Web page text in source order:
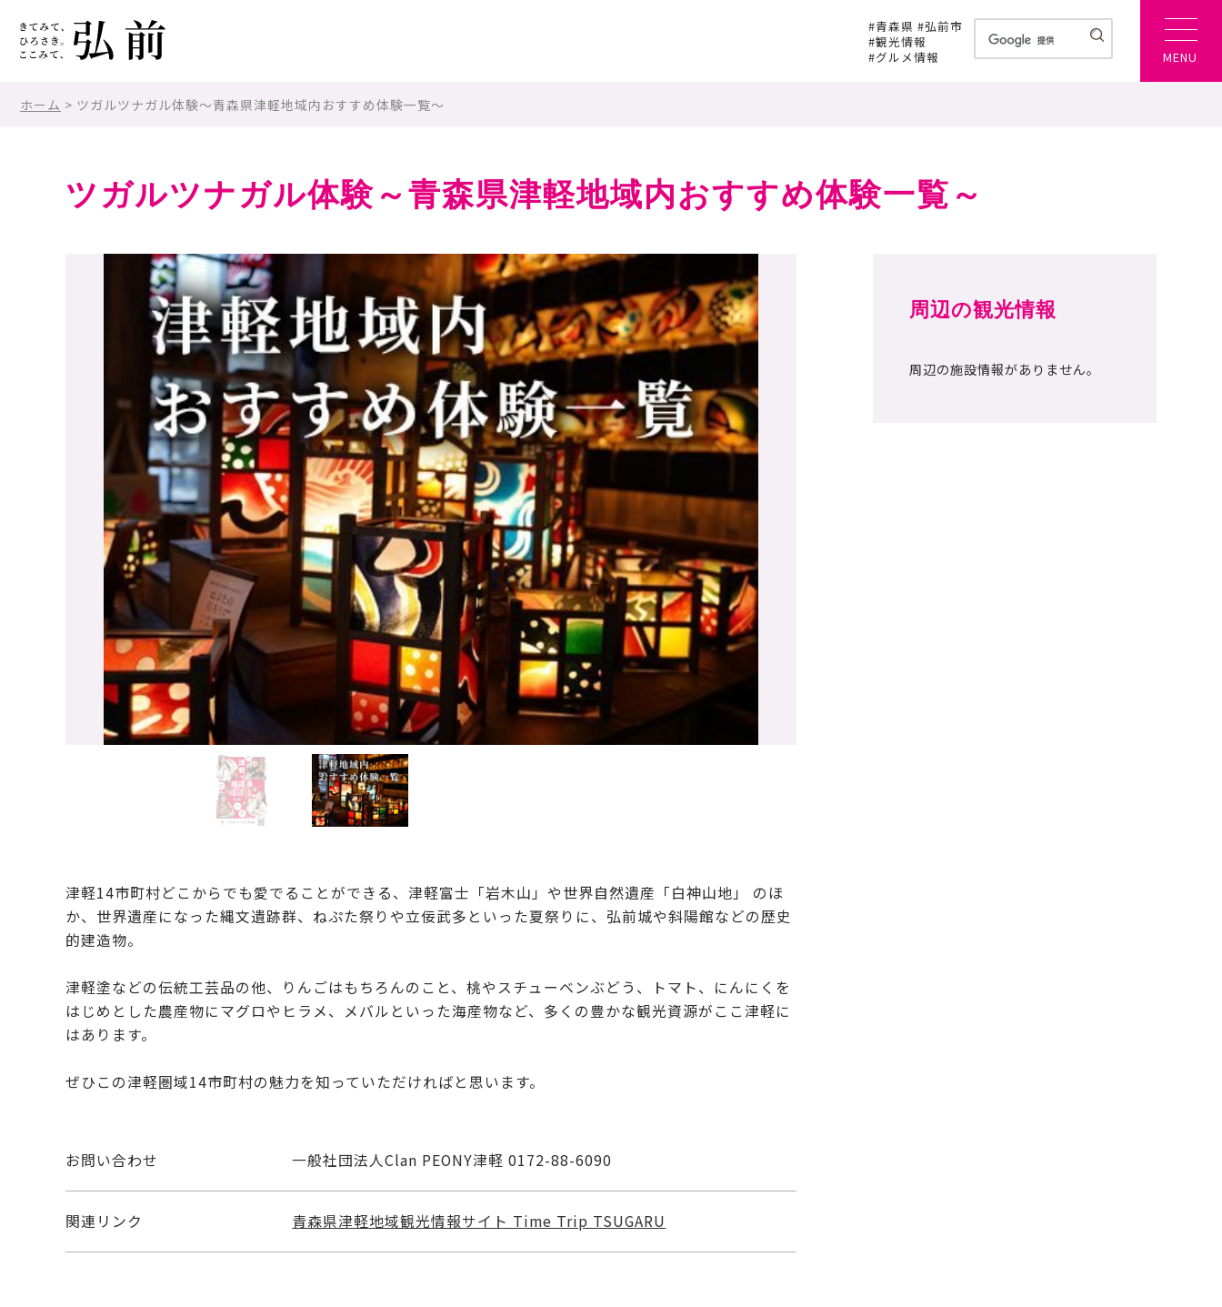
MENU
#青森県 #弘前市
#観光情報
#グルメ情報
ホーム > ツガルツナガル体験～青森県津軽地域内おすすめ体験一覧～
ツガルツナガル体験～青森県津軽地域内おすすめ体験一覧～
津軽14市町村どこからでも愛でることができる、津軽富士「岩木山」や世界自然遺産「白神山地」 のほ
か、世界遺産になった縄文遺跡群、ねぷた祭りや立佞武多といった夏祭りに、弘前城や斜陽館などの歴史
的建造物。
津軽塗などの伝統工芸品の他、りんごはもちろんのこと、桃やスチューベンぶどう、トマト、にんにくを
はじめとした農産物にマグロやヒラメ、メバルといった海産物など、多くの豊かな観光資源がここ津軽に
はあります。
ぜひこの津軽圏域14市町村の魅力を知っていただければと思います。
お問い合わせ 一般社団法人Clan PEONY津軽 0172-88-6090
関連リンク 青森県津軽地域観光情報サイト Time Trip TSUGARU
周辺の観光情報
周辺の施設情報がありません。